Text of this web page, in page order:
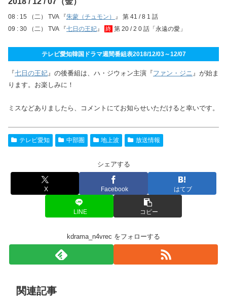
08 : 15 （二） TVA 『朱蒙（チュモン） 』 第 41 / 8 1 話
09 : 30 （二） TVA 『七日の王妃』 終 第 20 / 2 0 話「永遠の愛」
テレビ愛知韓国ドラマ週間番組表2018/12/03～12/07
『七日の王妃』の後番組は、ハ・ジウォン主演『ファン・ジニ』が始ま
ります。お楽しみに！
ミスなどありましたら、コメントにてお知らせいただけると幸いです。
テレビ愛知 中部圏 地上波 放送情報
シェアする
X Facebook はてブ
LINE コピー
kdrama_n4vrec をフォローする
関連記事